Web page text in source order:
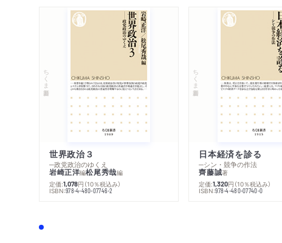
ちくま新書
世界政治３
─政党政治のゆくえ
岩崎正洋編松尾秀哉編
定価:1,078円 （10％税込み）
ISBN:978-4-480-07746-2
ちくま新書
日本経済を診る
─シン・競争の作法
齊藤誠著
定価:1,320円 （10％税込み）
ISBN:978-4-480-07740-0